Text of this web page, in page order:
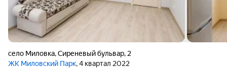
село Миловка,Сиреневый бульвар, 2
ЖК Миловский Парк, 4 квартал 2022